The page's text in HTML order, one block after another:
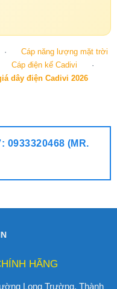
·
Cáp năng lượng mặt trời
Cáp điện kế Cadivi
·
dây điện Cadivi 2026
0933320468 (MR.
HÃNG
Long Trường, Thành